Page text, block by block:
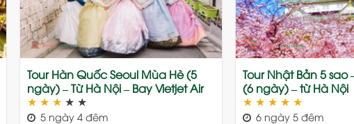
Tour Hàn Quốc Seoul Mùa Hè (5
ngày) – Từ Hà Nội – Bay Vietjet Air
★ ★ ★ ★ ★
5 ngày 4 đêm
Tour Nhật Bản 5
(6 ngày) – từ Hà Nội
★ ★ ★ ★ ★
6 ngày 5 đêm